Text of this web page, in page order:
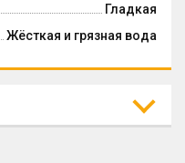
Гладкая
Жёсткая и грязная вода